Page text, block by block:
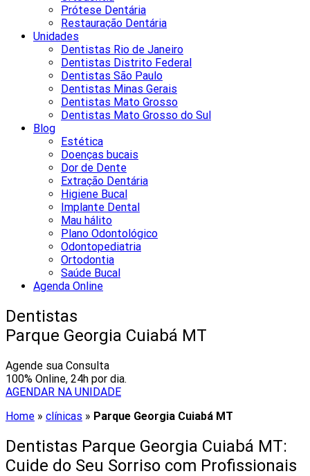
Prótese Dentária
Restauração Dentária
Unidades
Dentistas Rio de Janeiro
Dentistas Distrito Federal
Dentistas São Paulo
Dentistas Minas Gerais
Dentistas Mato Grosso
Dentistas Mato Grosso do Sul
Blog
Estética
Doenças bucais
Dor de Dente
Extração Dentária
Higiene Bucal
Implante Dental
Mau hálito
Plano Odontológico
Odontopediatria
Ortodontia
Saúde Bucal
Agenda Online
Dentistas
Parque Georgia Cuiabá MT
Agende sua Consulta
100% Online, 24h por dia.
AGENDAR NA UNIDADE
Home » clínicas » Parque Georgia Cuiabá MT
Dentistas Parque Georgia Cuiabá MT:
Cuide do Seu Sorriso com Profissionais